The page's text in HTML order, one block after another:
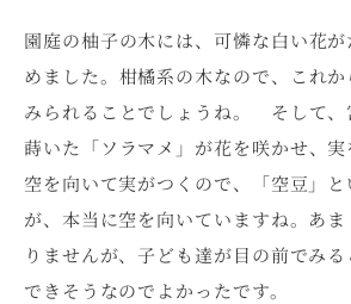
園庭の柚子の木には、可憐な白い花
めました。柑橘系の木なので、これ
みられることでしょうね。 そして、
蒔いた「ソラマメ」が花を咲かせ、実
空を向いて実がつくので、「空豆」
が、本当に空を向いていますね。あ
りませんが、子ども達が目の前でみ
できそうなのでよかったです。